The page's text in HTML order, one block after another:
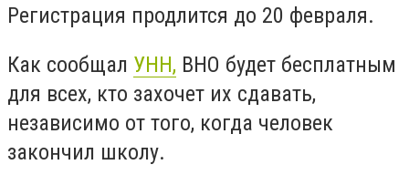
Регистрация продлится до 20 февраля.
Как сообщал УНН, ВНО будет бесплатным
для всех, кто захочет их сдавать,
независимо от того, когда человек
закончил школу.